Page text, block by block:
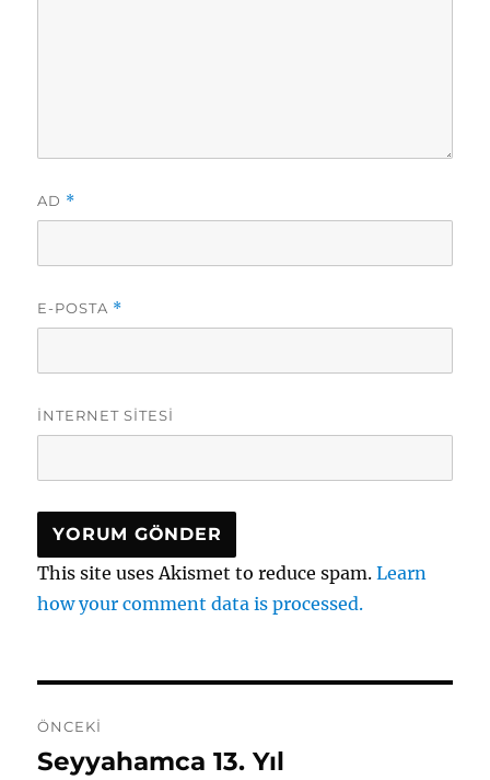
AD *
E-POSTA *
İNTERNET SITESI
This site uses Akismet to reduce spam.Learn
how your comment data is processed.
gezinmesi
ÖNCEKI
Önceki
Seyyahamca 13. Yıl